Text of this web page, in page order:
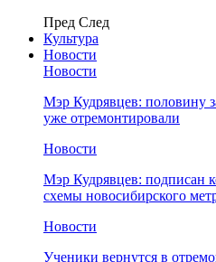
Пред След
Культура
Новости
Новости
Мэр Кудрявцев: половину
уже отремонтировали
Новости
Мэр Кудрявцев: подписан
схемы новосибирского
Новости
Ученики вернутся в